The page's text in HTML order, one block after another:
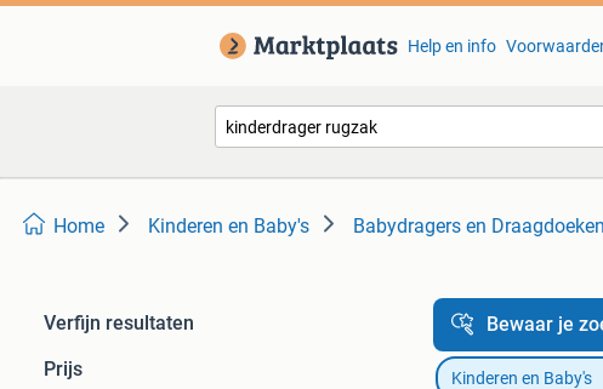
Help en info
Home Kinderen en Baby's Babydragers en Draagdoeken
Verfijn resultaten
Prijs
Bewaar je
Kinderen en Baby's